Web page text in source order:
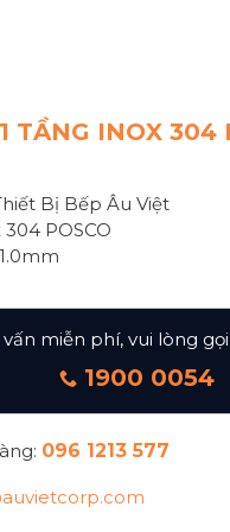
TẦNG INOX 304
Bị Bếp Âu Việt
POSCO
vấn miễn phí, vui lòng
1900 0054
096 1213 577